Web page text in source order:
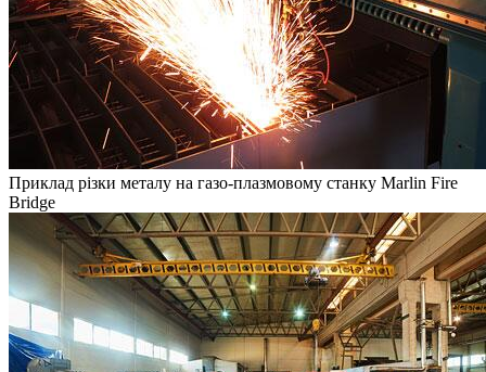
Приклад різки металу на газо-плазмовому станку Marlin Fire
Bridge